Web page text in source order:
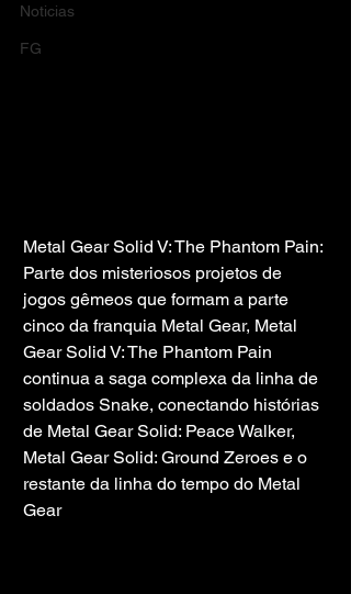
Noticias
FG
Metal Gear Solid V: The Phantom Pain:
Parte dos misteriosos projetos de
jogos gêmeos que formam a parte
cinco da franquia Metal Gear, Metal
Gear Solid V: The Phantom Pain
continua a saga complexa da linha de
soldados Snake, conectando histórias
de Metal Gear Solid: Peace Walker,
Metal Gear Solid: Ground Zeroes e o
restante da linha do tempo do Metal
Gear